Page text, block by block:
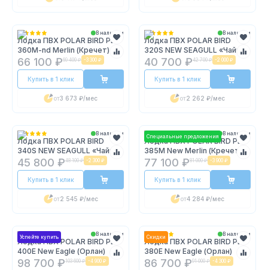
В наличии
Лодка ПВХ POLAR BIRD PB-
360M-nd Merlin (Кречет)
66 100 ₽69 400 ₽ -3 300 ₽
Купить в 1 клик
от3 673 ₽/мес
В наличии
Лодка ПВХ POLAR BIRD
320S NEW SEAGULL «Чайка»
40 700 ₽42 700 ₽ -2 000 ₽
Купить в 1 клик
от2 262 ₽/мес
В наличии
Лодка ПВХ POLAR BIRD
340S NEW SEAGULL «Чайка»
45 800 ₽48 100 ₽ -2 300 ₽
Купить в 1 клик
от2 545 ₽/мес
Специальные предложения В наличии
Лодка ПВХ POLAR BIRD PB-
385M New Merlin (Кречет)
77 100 ₽81 000 ₽ -3 900 ₽
Купить в 1 клик
от4 284 ₽/мес
Успейте купить В наличии
Лодка ПВХ POLAR BIRD PB-
400E New Eagle (Орлан)
98 700 ₽103 600 ₽ -4 900 ₽
Скидки В наличии
Лодка ПВХ POLAR BIRD PB-
380E New Eagle (Орлан)
86 700 ₽91 000 ₽ -4 300 ₽